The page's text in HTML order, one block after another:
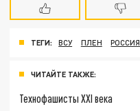
ТЕГИ: ВСУ ПЛЕН РОССИЯ
ЧИТАЙТЕ ТАКЖЕ:
Технофашисты XXI века